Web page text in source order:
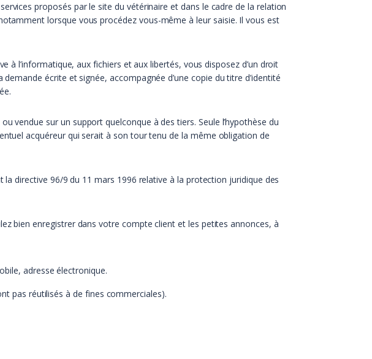
proposés par le site du vétérinaire et dans le cadre de la relation
lorsque vous procédez vous-même à leur saisie. Il vous est
l’informatique, aux fichiers et aux libertés, vous disposez d’un droit
écrite et signée, accompagnée d’une copie du titre d’identité
vendue sur un support quelconque à des tiers. Seule l’hypothèse du
acquéreur qui serait à son tour tenu de la même obligation de
directive 96/9 du 11 mars 1996 relative à la protection juridique des
bien enregistrer dans votre compte client et les petites annonces, à
adresse électronique.
pas réutilisés à de fines commerciales).